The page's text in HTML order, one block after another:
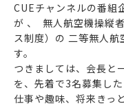
CUEチャンネルの番組
が 、 無人航空機操縦
ス制度）の 二等無人
す。
つきましては、会長と
を、先着で3名募集した
仕事や趣味、将来きっ